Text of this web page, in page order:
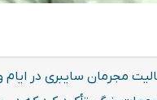
مجرمان سایبری در ایام